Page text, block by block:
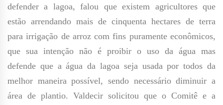
defender a lagoa, falou que existem agricultores que
estão arrendando mais de cinquenta hectares de terra
para irrigação de arroz com fins puramente econômicos,
que sua intenção não é proibir o uso da água mas
defende que a água da lagoa seja usada por todos da
melhor maneira possível, sendo necessário diminuir a
área de plantio. Valdecir solicitou que o Comitê e a